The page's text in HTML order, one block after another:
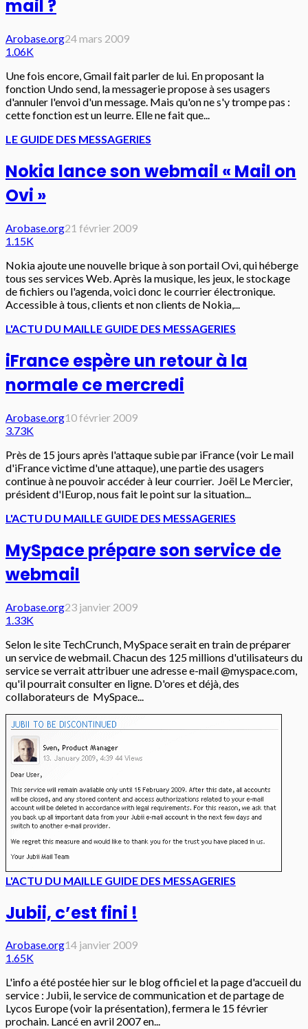
mail ?
Arobase.org24 mars 2009
1.06K
Une fois encore, Gmail fait parler de lui. En proposant la
fonction Undo send, la messagerie propose à ses usagers
d'annuler l'envoi d'un message. Mais qu'on ne s'y trompe pas :
cette fonction est un leurre. Elle ne fait que...
LE GUIDE DES MESSAGERIES
Nokia lance son webmail « Mail on
Ovi »
Arobase.org21 février 2009
1.15K
Nokia ajoute une nouvelle brique à son portail Ovi, qui héberge
tous ses services Web. Après la musique, les jeux, le stockage
de fichiers ou l'agenda, voici donc le courrier électronique.
Accessible à tous, clients et non clients de Nokia,...
L'ACTU DU MAILLE GUIDE DES MESSAGERIES
iFrance espère un retour à la
normale ce mercredi
Arobase.org10 février 2009
3.73K
Près de 15 jours après l'attaque subie par iFrance (voir Le mail
d'iFrance victime d'une attaque), une partie des usagers
continue à ne pouvoir accéder à leur courrier. Joël Le Mercier,
président d'IEurop, nous fait le point sur la situation...
L'ACTU DU MAILLE GUIDE DES MESSAGERIES
MySpace prépare son service de
webmail
Arobase.org23 janvier 2009
1.33K
Selon le site TechCrunch, MySpace serait en train de préparer
un service de webmail. Chacun des 125 millions d'utilisateurs du
service se verrait attribuer une adresse e-mail @myspace.com,
qu'il pourrait consulter en ligne. D'ores et déjà, des
collaborateurs de MySpace...
L'ACTU DU MAIL LE GUIDE DES MESSAGERIES
Jubii, c’est fini !
Arobase.org14 janvier 2009
1.65K
L'info a été postée hier sur le blog officiel et la page d'accueil du
service : Jubii, le service de communication et de partage de
Lycos Europe (voir la présentation), fermera le 15 février
prochain. Lancé en avril 2007 en...